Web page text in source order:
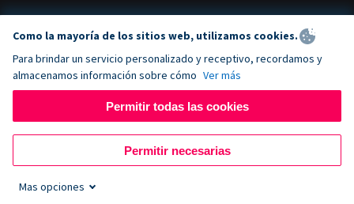
Como la mayoría de los sitios web, utilizamos cookies.
Para brindar un servicio personalizado y receptivo, recordamos y
almacenamos información sobre cómo Ver más
Permitir todas las cookies
Permitir necesarias
Mas opciones